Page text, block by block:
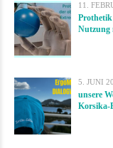
11.
Nutzung
5. JUNI
unsere
Korsika-